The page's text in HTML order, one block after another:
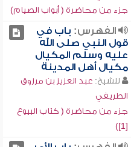
جزء من محاضرة ( أبواب الصيام)
الفهرس: باب في
قول النبي صلى الله
عليه وسلم المكيال
مكيال أهل المدينة
للشيخ: عبد العزيز بن مرزوق
الطريفي
جزء من محاضرة ( كتاب البيوع
[1])